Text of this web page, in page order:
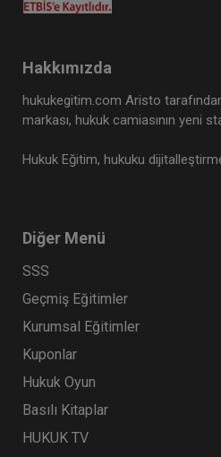
Hakkımızda
hukukegitim.com Aristo
markası, hukuk camiasının yeni
Hukuk Eğitim, hukuku
Diğer Menü
SSS
Geçmiş Eğitimler
Kurumsal Eğitimler
Kuponlar
Hukuk Oyun
Basılı Kitaplar
HUKUK TV